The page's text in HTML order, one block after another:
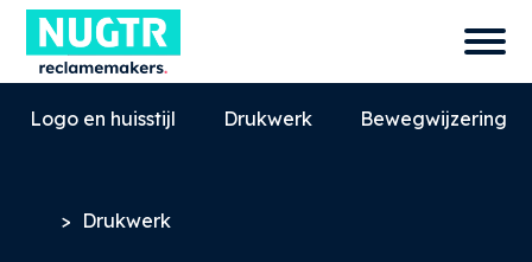
Logo en huisstijl Drukwerk Bewegwijzering
> Drukwerk